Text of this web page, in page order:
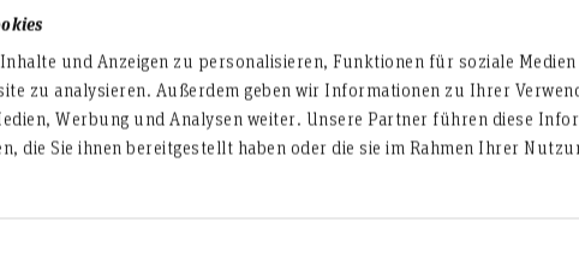
und Anzeigen zu personalisieren, Funktionen für soziale
zu analysieren. Außerdem geben wir Informationen zu Ihrer
Werbung und Analysen weiter. Unsere Partner führen diese
die Sie ihnen bereitgestellt haben oder die sie im Rahmen Ihrer
kann das Team dabei auf Sponsoren wie Gaming Gadgets
) bauen. Das Unternehmen unterstützt das Projekt und
mit finanziellen Mitteln. „Wir sind unseren Sponsoren
so Thorben Renneberg, Teamleiter des Campus Motorsport